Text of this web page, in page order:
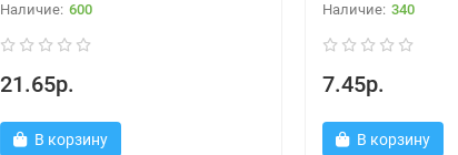
600
21.65р.
В корзину
340
7.45р.
В корзину